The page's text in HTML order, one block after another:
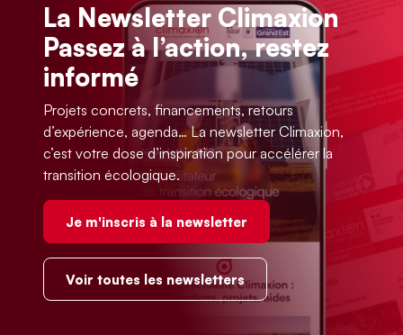
La Newsletter Climaxion
Passez à l’action, restez
informé
Projets concrets, financements, retours
d’expérience, agenda… La newsletter Climaxion,
c’est votre dose d’inspiration pour accélérer la
transition écologique.
Je m'inscris à la newsletter
Voir toutes les newsletters